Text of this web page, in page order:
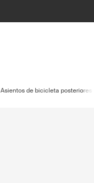
Asientos de bicicleta posteriores